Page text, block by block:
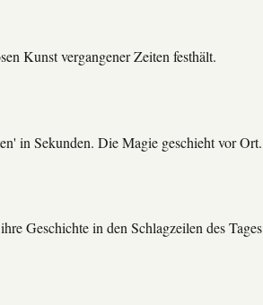
Kunst vergangener Zeiten festhält.
in Sekunden. Die Magie geschieht vor Ort.
Geschichte in den Schlagzeilen des Tages